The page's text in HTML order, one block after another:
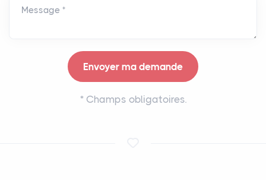
Message *
*Champs obligatoires.